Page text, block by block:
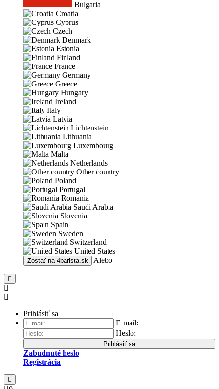
Bulgaria
Croatia
Cyprus
Czech
Denmark
Estonia
Finland
France
Germany
Greece
Hungary
Ireland
Italy
Latvia
Lichtenstein
Lithuania
Luxembourg
Malta
Netherlands
Other country
Poland
Portugal
Romania
Saudi Arabia
Slovenia
Spain
Sweden
Switzerland
United States
Zostať na 4barista.sk Alebo
Prihlásiť sa
E-mail:
Heslo:
Prihlásiť sa
Zabudnuté heslo
Registrácia